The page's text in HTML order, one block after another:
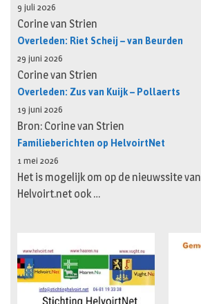
9 juli 2026
Corine van Strien
Overleden: Riet Scheij – van Beurden
29 juni 2026
Corine van Strien
Overleden: Zus van Kuijk – Pollaerts
19 juni 2026
Bron: Corine van Strien
Familieberichten op HelvoirtNet
1 mei 2026
Het is mogelijk om op de nieuwssite van
Helvoirt.net ook …